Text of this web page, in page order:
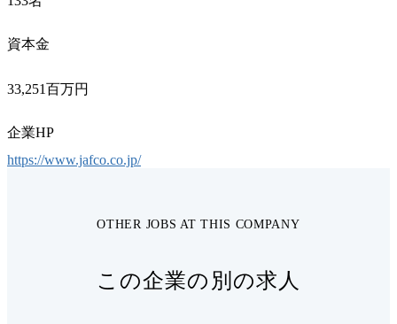
資本金
33,251百万円
企業HP
https://www.jafco.co.jp/
OTHER JOBS AT THIS COMPANY
この企業の別の求人